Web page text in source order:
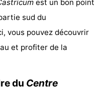
est un bon point
sud du
vous pouvez découvrir
et profiter de la
du Centre